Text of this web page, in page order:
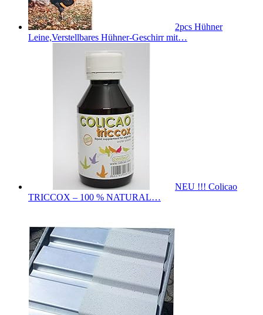
2pcs Hühner
Leine,Verstellbares Hühner-Geschirr mit…
NEU !!! Colicao
TRICCOX – 100 % NATURAL…